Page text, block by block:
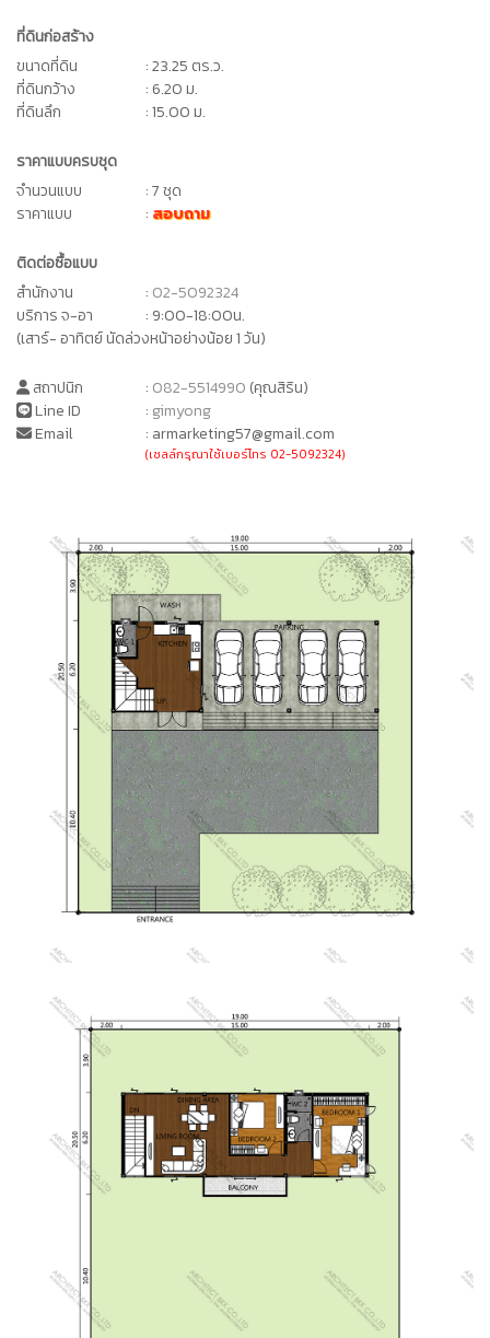
ที่ดินก่อสร้าง
ขนาดที่ดิน
: 23.25 ตร.ว.
ที่ดินกว้าง
: 6.20 ม.
ที่ดินลึก
: 15.00 ม.
ราคาแบบครบชุด
จำนวนแบบ
: 7 ชุด
ราคาแบบ
: สอบถาม
ติดต่อซื้อแบบ
สำนักงาน
: 02-5092324
บริการ จ-อา
: 9:00-18:00น.
(เสาร์- อาทิตย์ นัดล่วงหน้าอย่างน้อย 1 วัน)
สถาปนิก : 082-5514990 (คุณสิริน)
Line ID
: gimyong
Email
: armarketing57@gmail.com
(เซลล์กรุณาใช้เบอร์โทร 02-5092324)